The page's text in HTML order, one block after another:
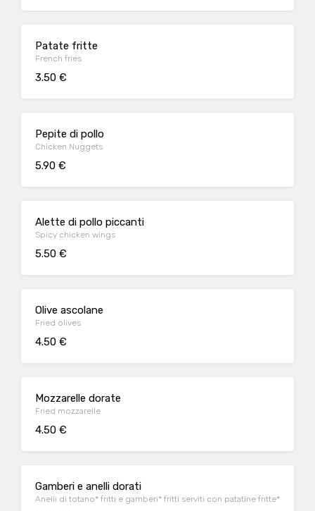
Patate fritte
French fries
3.50 €
Pepite di pollo
Chicken Nuggets
5.90 €
Alette di pollo piccanti
Spicy chicken wings
5.50 €
Olive ascolane
Fried olives
4.50 €
Mozzarelle dorate
Fried mozzarelle
4.50 €
Gamberi e anelli dorati
Anelli di totano* fritti e gamberi* fritti serviti con patatine fritte*